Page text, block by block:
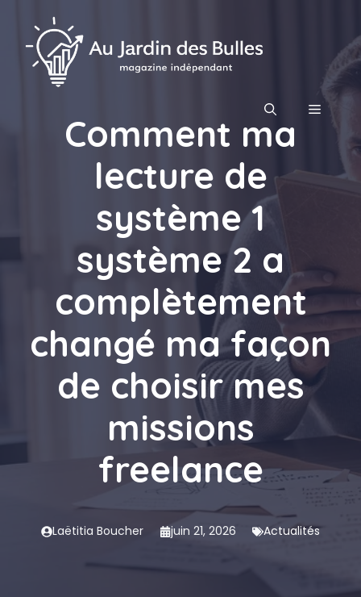
contenu
MENU
Comment ma
lecture de
système 1
système 2 a
complètement
changé ma façon
de choisir mes
missions
freelance
Laëtitia Boucher juin 21, 2026 Actualités